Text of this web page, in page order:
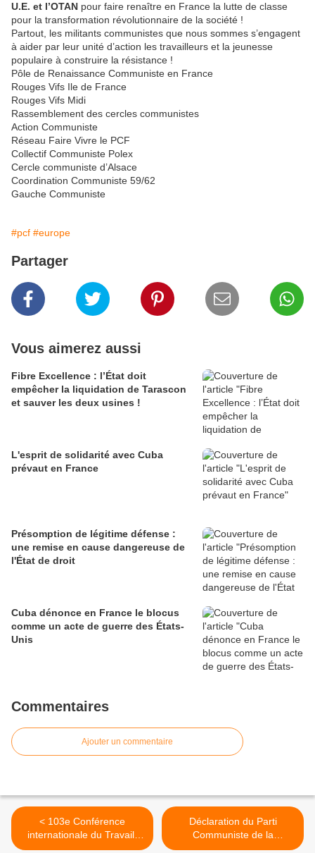
U.E. et l’OTAN pour faire renaître en France la lutte de classe
pour la transformation révolutionnaire de la société !
Partout, les militants communistes que nous sommes s’engagent
à aider par leur unité d’action les travailleurs et la jeunesse
populaire à construire la résistance !
Pôle de Renaissance Communiste en France
Rouges Vifs Ile de France
Rouges Vifs Midi
Rassemblement des cercles communistes
Action Communiste
Réseau Faire Vivre le PCF
Collectif Communiste Polex
Cercle communiste d’Alsace
Coordination Communiste 59/62
Gauche Communiste
#pcf #europe
Partager
Vous aimerez aussi
Fibre Excellence : l’État doit
empêcher la liquidation de Tarascon
et sauver les deux usines !
L'esprit de solidarité avec Cuba
prévaut en France
Présomption de légitime défense :
une remise en cause dangereuse de
l'État de droit
Cuba dénonce en France le blocus
comme un acte de guerre des États-
Unis
Commentaires
Ajouter un commentaire
< 103e Conférence
internationale du Travail:
Réunions et activités de la
Déclaration du Parti
Communiste de la
Fédération de Russie : Les